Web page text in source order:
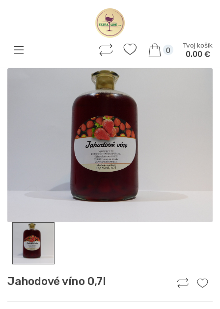
0
Tvoj košík
0.00 €
Jahodové víno 0,7l